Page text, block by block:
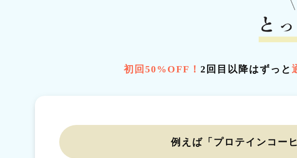
初回50%OFF！ 2回目以降はずっと
例えば「プロテインコーヒ